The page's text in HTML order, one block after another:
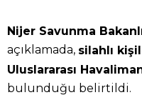
Nijer Savunma
açıklamada, silahlı
Uluslararası
bulunduğu belirtildi.